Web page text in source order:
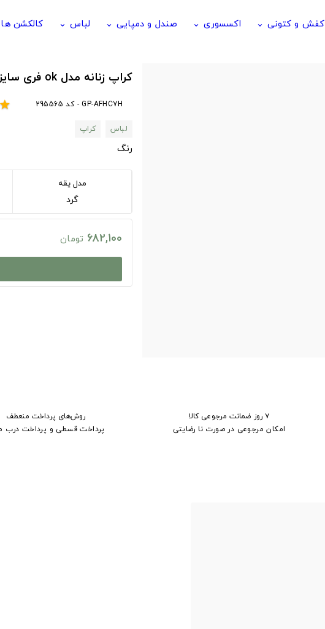
کفش و کتونی keyboard_arrow_down اکسسوری keyboard_arrow_down صندل و دمپایی keyboard_arrow_down لباس keyboard_arrow_down
کالکشن ها
کراپ زنانه مدل ok فری سایز
GP-AFHC7H - کد 295565
لباس کراپ
رنگ
مدل یقه
گرد
682,100 تومان
۷ روز ضمانت مرجوعی کالا
امکان مرجوعی در صورت نا رضایتی
روش‌های پرداخت منعطف
پرداخت قسطی و پرداخت درب